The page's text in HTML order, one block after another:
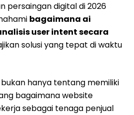
persaingan digital di 2026
bagaimana ai
user intent secara
solusi yang tepat di waktu
hanya tentang memiliki
bagaimana website
sebagai tenaga penjual